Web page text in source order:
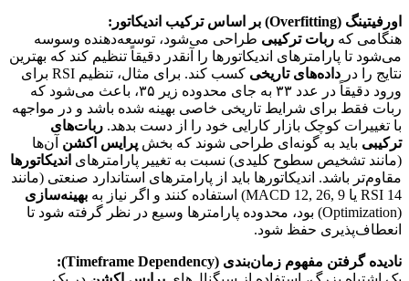
اورفیتینگ (Overfitting) بر اساس ترکیب اندیکاتور:
هنگامی که ربات ترکیبی طراحی می‌شود، توسعه‌دهنده وسوسه
می‌شود تا پارامترهای اندیکاتورها را آنقدر دقیقاً تنظیم کند که بهترین
نتایج را در داده‌های تاریخی
کسب کند. برای مثال، تنظیم RSI برای
ورود دقیقاً در عدد ۳۳ به جای محدوده زیر ۳۵، باعث می‌شود که
ربات فقط برای شرایط تاریخی خاصی بهینه شده باشد و در مواجهه
با تغییرات کوچک بازار کارایی خود را از دست بدهد. ربات‌های
ترکیبی باید به گونه‌ای طراحی شوند که بخش پرایس اکشن آن‌ها
(مانند تشخیص سطوح کلیدی) نسبت به تغییر پارامترهای اندیکاتورها
مقاوم‌تر باشد. اندیکاتورها باید از پارامترهای استاندارد صنعتی (مانند
RSI 14 یا MACD 12, 26, 9) استفاده کنند و اگر نیاز به
بهینه‌سازی
(Optimization) بود، محدوده پارامترها وسیع در نظر گرفته شود تا
انعطاف‌پذیری حفظ شود.
نادیده گرفتن مفهوم زمان‌بندی (Timeframe Dependency):